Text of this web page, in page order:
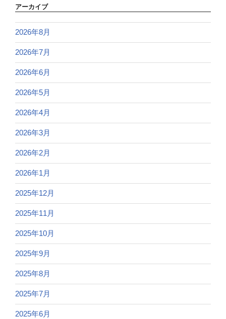
アーカイブ
2026年8月
2026年7月
2026年6月
2026年5月
2026年4月
2026年3月
2026年2月
2026年1月
2025年12月
2025年11月
2025年10月
2025年9月
2025年8月
2025年7月
2025年6月